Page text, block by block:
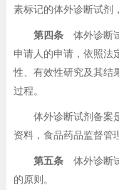
素标记的体外诊断试剂
第四条体外诊断试
申请人的申请，依照法
性、有效性研究及其结
过程。
体外诊断试剂备案是
资料，食品药品监督管
第五条体外诊断试
的原则。